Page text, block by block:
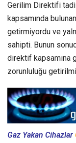
Gerilim Direktifi
kapsamında
getirmiyordu ve
sahipti. Bunun
direktif kapsamına
zorunluluğu
Gaz Yakan Cihazlar